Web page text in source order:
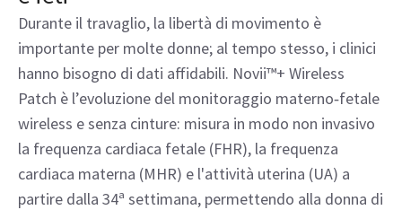
Durante il travaglio, la libertà di movimento è
importante per molte donne; al tempo stesso, i clinici
hanno bisogno di dati affidabili. Novii™+ Wireless
Patch è l’evoluzione del monitoraggio materno‑fetale
wireless e senza cinture: misura in modo non invasivo
la frequenza cardiaca fetale (FHR), la frequenza
cardiaca materna (MHR) e l'attività uterina (UA) a
partire dalla 34ª settimana, permettendo alla donna di